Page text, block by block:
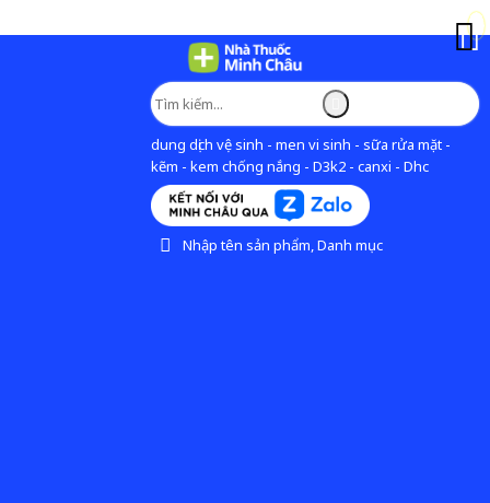
dung dịch vệ sinh - men vi sinh - sữa rửa mặt -
kẽm - kem chống nắng - D3k2 - canxi - Dhc
Nhập tên sản phẩm, Danh mục